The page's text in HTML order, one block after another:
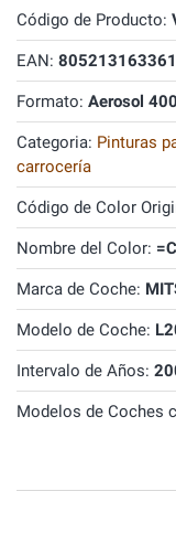
Código de Producto:
EAN:
Formato: Aerosol
Categoria: Pinturas
carrocería
Código de Color
Nombre del Color:
Marca de Coche:
Modelo de Coche:
Intervalo de Años:
Modelos de Coches